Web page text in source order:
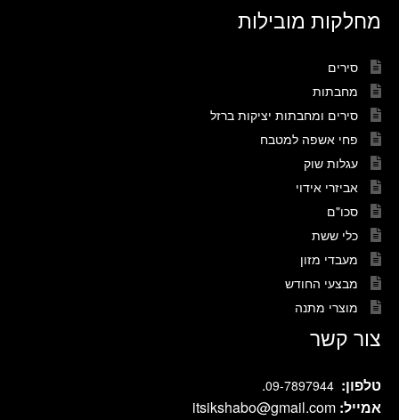
מחלקות מובילות
סירים
מחבתות
סירים ומחבתות יציקות ברזל
פחי אשפה למטבח
עגלות שוק
אביזרי אידוי
סכו"ם
כלי ששת
מעבדי מזון
מבצעי החודש
מוצרי מתנה
צור קשר
טלפון: 09-7897944
.
אמייל: itsikshabo@gmail.com